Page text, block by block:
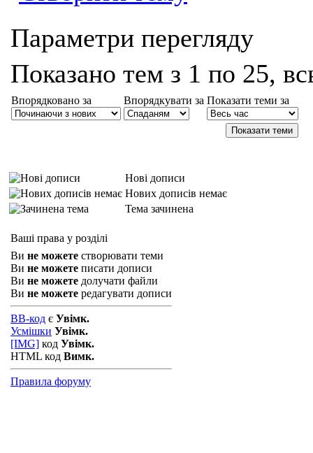
Параметри перегляду
Показано тем з 1 по 25,
Впорядковано за Впорядкувати за Показати теми за
Нові дописи
Нових дописів немає
Тема зачинена
Ваші права у розділі
Ви не можете створювати теми
Ви не можете писати дописи
Ви не можете долучати файли
Ви не можете редагувати дописи
BB-код є Увімк.
Усмішки Увімк.
[IMG] код Увімк.
HTML код Вимк.
Правила форуму